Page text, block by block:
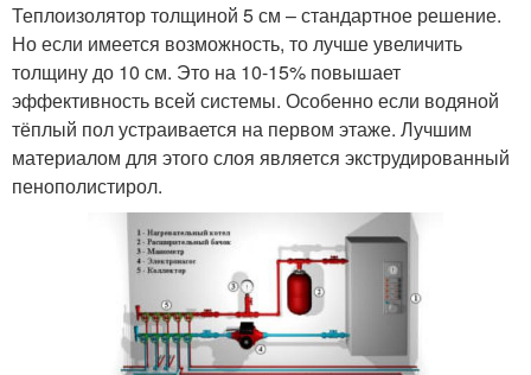
Теплоизолятор толщиной 5 см – стандартное решение.
Но если имеется возможность, то лучше увеличить
толщину до 10 см. Это на 10-15% повышает
эффективность всей системы. Особенно если водяной
тёплый пол устраивается на первом этаже. Лучшим
материалом для этого слоя является экструдированный
пенополистирол.